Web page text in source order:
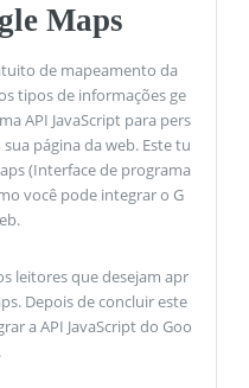
Maps
de mapeamento da
tipos de informações ge
API JavaScript para pers
página da web. Este tu
(Interface de programa
você pode integrar o G
leitores que desejam apr
Depois de concluir este
a API JavaScript do Goo